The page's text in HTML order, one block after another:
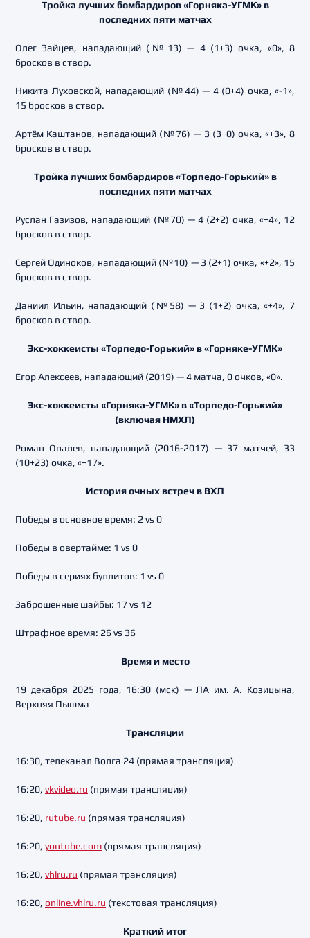
Тройка лучших бомбардиров «Горняка-УГМК» в
последних пяти матчах
Олег Зайцев, нападающий (№13) — 4 (1+3) очка, «0», 8
бросков в створ.
Никита Луховской, нападающий (№44) — 4 (0+4) очка, «-1»,
15 бросков в створ.
Артём Каштанов, нападающий (№76) — 3 (3+0) очка, «+3», 8
бросков в створ.
Тройка лучших бомбардиров «Торпедо-Горький» в
последних пяти матчах
Руслан Газизов, нападающий (№70) — 4 (2+2) очка, «+4», 12
бросков в створ.
Сергей Одиноков, нападающий (№10) — 3 (2+1) очка, «+2», 15
бросков в створ.
Даниил Ильин, нападающий (№58) — 3 (1+2) очка, «+4», 7
бросков в створ.
Экс-хоккеисты «Торпедо-Горький» в «Горняке-УГМК»
Егор Алексеев, нападающий (2019) — 4 матча, 0 очков, «0».
Экс-хоккеисты «Горняка-УГМК» в «Торпедо-Горький»
(включая НМХЛ)
Роман Опалев, нападающий (2016-2017) — 37 матчей, 33
(10+23) очка, «+17».
История очных встреч в ВХЛ
Победы в основное время: 2 vs 0
Победы в овертайме: 1 vs 0
Победы в сериях буллитов: 1 vs 0
Заброшенные шайбы: 17 vs 12
Штрафное время: 26 vs 36
Время и место
19 декабря 2025 года, 16:30 (мск) — ЛА им. А. Козицына,
Верхняя Пышма
Трансляции
16:30, телеканал Волга 24 (прямая трансляция)
16:20, vkvideo.ru (прямая трансляция)
16:20, rutube.ru (прямая трансляция)
16:20, youtube.com (прямая трансляция)
16:20, vhlru.ru (прямая трансляция)
16:20, online.vhlru.ru (текстовая трансляция)
Краткий итог